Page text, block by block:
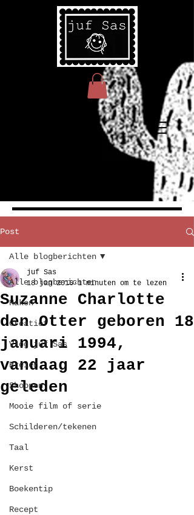
Post
Alle blogberichten
Haken
Creatief
Vlog juf Sas
Breien
Shoppen
Mooie film of serie
Schilderen/tekenen
Taal
Kerst
Boekentip
Recept
Alle blogberichten
Suzanne Charlotte
den Otter geboren 18
januari 1994,
vandaag 22 jaar
geleden
juf Sas
18 jan 2016 1 minuten om te lezen